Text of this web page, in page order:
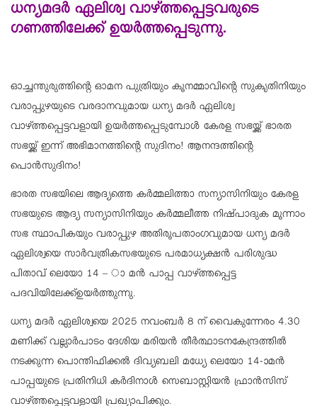
ധന്യമദര്‍ ഏലിശ്വ വാഴ്ത്തപ്പെട്ടവരുടെ
ഗണത്തിലേക്ക് ഉയര്‍ത്തപ്പെടുന്നു.
ഓച്ചന്തുരുത്തിന്റെ ഓമന പുത്രിയും കൂനമ്മാവിന്റെ സുകൃതിനിയും
വരാപ്പുഴയുടെ വരദാനവുമായ ധന്യ മദര്‍ ഏലിശ്വ
വാഴ്ത്തപ്പെട്ടവളായി ഉയര്‍ത്തപ്പെടുമ്പോള്‍ കേരള സഭയ്ക്ക് ഭാരത
സഭയ്ക്ക് ഇന്ന് അഭിമാനത്തിന്റെ സുദിനം! ആനന്ദത്തിന്റെ
പൊന്‍സുദിനം!
ഭാരത സഭയിലെ ആദ്യത്തെ കര്‍മ്മലിത്താ സന്യാസിനിയും കേരള
സഭയുടെ ആദ്യ സന്യാസിനിയും കര്‍മ്മലീത്ത നിഷ്പാദുക മൂന്നാം
സഭ സ്ഥാപികയും വരാപ്പുഴ അതിരൂപതാംഗവുമായ ധന്യ മദര്‍
ഏലിശ്വയെ സാര്‍വത്രികസഭയുടെ പരമാധ്യക്ഷന്‍ പരിശുദ്ധ
പിതാവ് ലെയോ 14 – ാ മന്‍ പാപ്പ വാഴ്ത്തപ്പെട്ട
പദവിയിലേക്ക്ഉയര്‍ത്തുന്നു.
ധന്യ മദര്‍ ഏലിശ്വയെ 2025 നവംബര്‍ 8 ന് വൈകുന്നേരം 4.30
മണിക്ക് വല്ലാര്‍പാടം ദേശിയ മരിയന്‍ തീര്‍ത്ഥാടനകേന്ദ്രത്തില്‍
നടക്കുന്ന പൊന്തിഫിക്കല്‍ ദിവ്യബലി മധ്യേ ലെയോ 14-ാമന്‍
പാപ്പയുടെ പ്രതിനിധി കര്‍ദിനാള്‍ സെബാസ്റ്റിയന്‍ ഫ്രാന്‍സിസ്
വാഴ്ത്തപ്പെട്ടവളായി പ്രഖ്യാപിക്കും.